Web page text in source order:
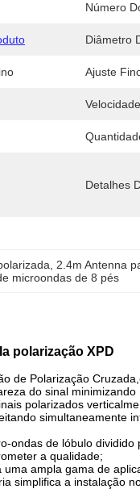
Número
Diâmetro
Ajuste
Detalhes
2.4m Antenna
microondas de 8 pés
polarização XPD
de Polarização
do sinal
polarizados
simultaneamente
ondas de lóbulo
a qualidade;
ampla gama de
simplifica a instalação